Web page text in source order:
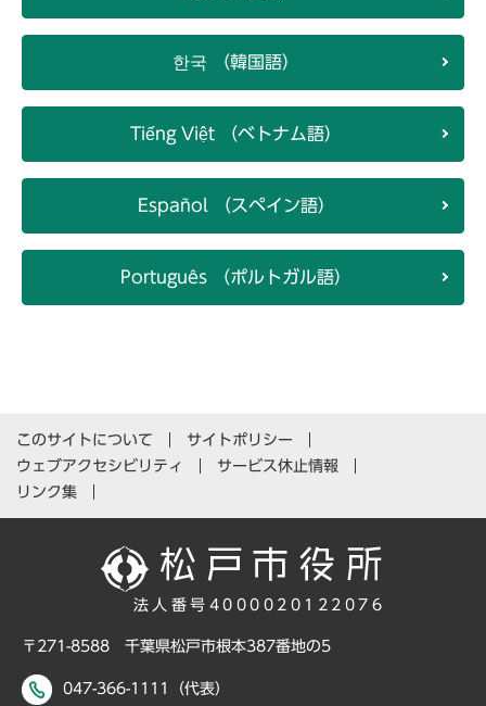
한국 （韓国語）
Tiếng Việt （ベトナム語）
Español （スペイン語）
Português （ポルトガル語）
このサイトについて
サイトポリシー
ウェブアクセシビリティ
サービス休止情報
リンク集
法人番号4000020122076
〒271-8588 千葉県松戸市根本387番地の5
047-366-1111（代表）